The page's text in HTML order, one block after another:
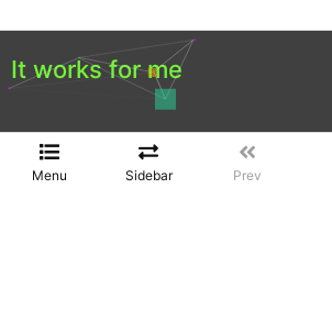
It works for me
Menu Sidebar Prev